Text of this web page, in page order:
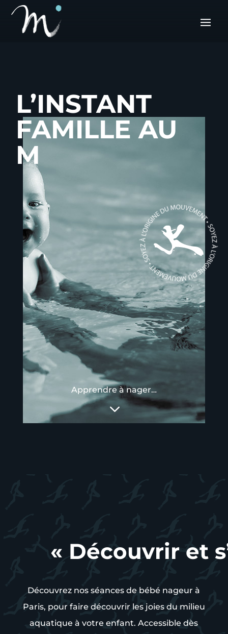
Apprendre à nager…
3
L’INSTANT
FAMILLE AU
M
« Découvrir et
Découvrez nos séances de bébé nageur à
Paris, pour faire découvrir les joies du milieu
aquatique à votre enfant. Accessible dès